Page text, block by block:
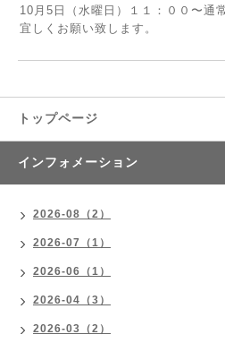
10月5日（水曜日）１１：００〜通
宜しくお願い致します。
トップページ
インフォメーション
2026-08（2）
2026-07（1）
2026-06（1）
2026-04（3）
2026-03（2）